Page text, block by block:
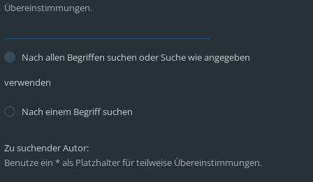
Übereinstimmungen.
Nach allen Begriffen suchen oder Suche wie angegeben
verwenden
Nach einem Begriff suchen
Zu suchender Autor:
Benutze ein * als Platzhalter für teilweise Übereinstimmungen.